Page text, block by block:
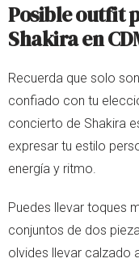
Posible outfit
Shakira en
Recuerda que solo
confiado con tu
concierto de Shakira
expresar tu estilo
energía y ritmo.
Puedes llevar toques
conjuntos de dos
olvides llevar calzado